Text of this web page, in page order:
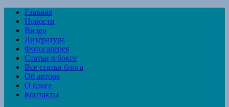
Главная
Новости
Видео
Литература
Фотогалерея
Статьи о боксе
Все статьи блога
Об авторе
О блоге
Контакты